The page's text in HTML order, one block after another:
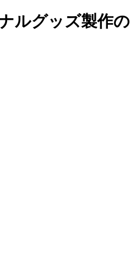
ルグッズ製作の